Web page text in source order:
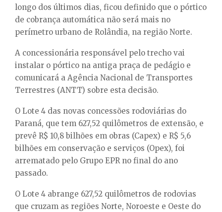
longo dos últimos dias, ficou definido que o pórtico
de cobrança automática não será mais no
perímetro urbano de Rolândia, na região Norte.
A concessionária responsável pelo trecho vai
instalar o pórtico na antiga praça de pedágio e
comunicará a Agência Nacional de Transportes
Terrestres (ANTT) sobre esta decisão.
O Lote 4 das novas concessões rodoviárias do
Paraná, que tem 627,52 quilômetros de extensão, e
prevê R$ 10,8 bilhões em obras (Capex) e R$ 5,6
bilhões em conservação e serviços (Opex), foi
arrematado pelo Grupo EPR no final do ano
passado.
O Lote 4 abrange 627,52 quilômetros de rodovias
que cruzam as regiões Norte, Noroeste e Oeste do